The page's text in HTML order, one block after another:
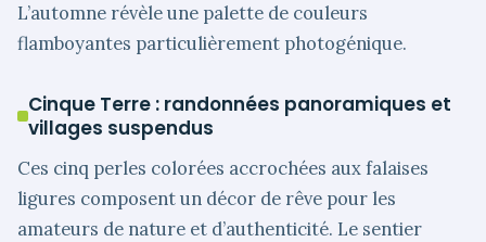
L’automne révèle une palette de couleurs
flamboyantes particulièrement photogénique.
Cinque Terre : randonnées panoramiques et
villages suspendus
Ces cinq perles colorées accrochées aux falaises
ligures composent un décor de rêve pour les
amateurs de nature et d’authenticité. Le sentier